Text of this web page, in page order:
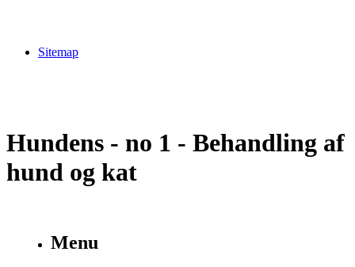
Sitemap
Hundens - no 1 - Behandling af
hund og kat
Menu